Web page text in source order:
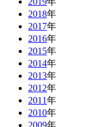
2018年
2017年
2016年
2015年
2014年
2013年
2012年
2011年
2010年
2009年